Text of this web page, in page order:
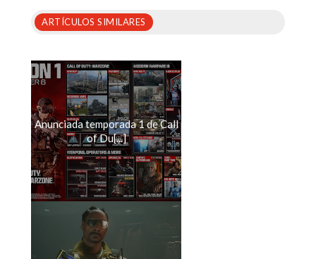
ARTÍCULOS SIMILARES
Anunciada temporada 1 de Call
of Du[...]